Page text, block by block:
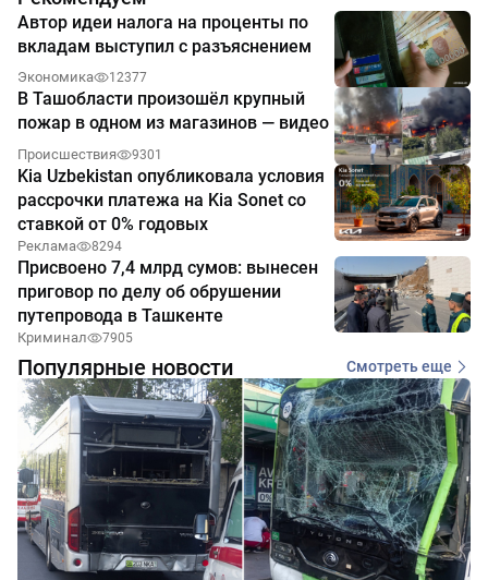
Автор идеи налога на проценты по
вкладам выступил с разъяснением
Экономика 12377
В Ташобласти произошёл крупный
пожар в одном из магазинов — видео
Происшествия 9301
Kia Uzbekistan опубликовала условия
рассрочки платежа на Kia Sonet со
ставкой от 0% годовых
Реклама 8294
Присвоено 7,4 млрд сумов: вынесен
приговор по делу об обрушении
путепровода в Ташкенте
Криминал 7905
Популярные новости Смотреть еще